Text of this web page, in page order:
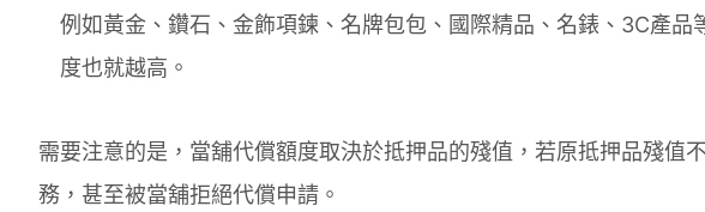
例如黃金、鑽石、金飾項鍊、名牌包包、國際精品、名錶、3C產
度也就越高。
需要注意的是，當舖代償額度取決於抵押品的殘值，若原抵押品殘值
務，甚至被當舖拒絕代償申請。